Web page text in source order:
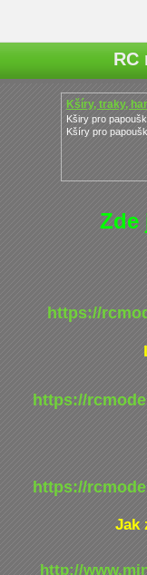
RC
Kšíry, traky,
Kširy pro
Kšíry pro
Zde
https://
https://
https://
Jak
http://